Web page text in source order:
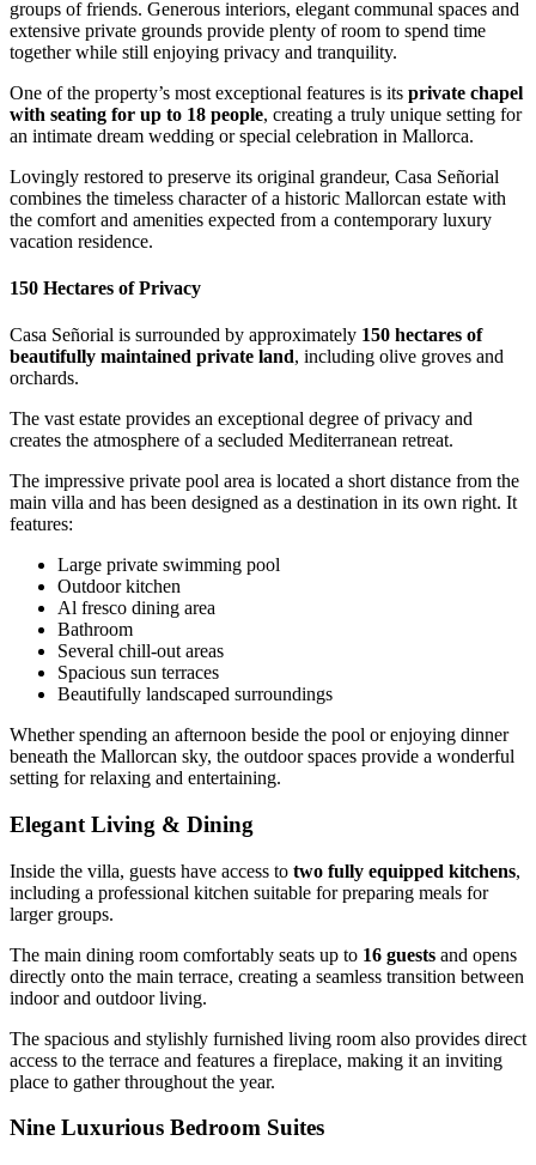
groups of friends. Generous interiors, elegant communal spaces and
extensive private grounds provide plenty of room to spend time
together while still enjoying privacy and tranquility.
One of the property’s most exceptional features is its private chapel
with seating for up to 18 people, creating a truly unique setting for
an intimate dream wedding or special celebration in Mallorca.
Lovingly restored to preserve its original grandeur, Casa Señorial
combines the timeless character of a historic Mallorcan estate with
the comfort and amenities expected from a contemporary luxury
vacation residence.
150 Hectares of Privacy
Casa Señorial is surrounded by approximately 150 hectares of
beautifully maintained private land, including olive groves and
orchards.
The vast estate provides an exceptional degree of privacy and
creates the atmosphere of a secluded Mediterranean retreat.
The impressive private pool area is located a short distance from the
main villa and has been designed as a destination in its own right. It
features:
Large private swimming pool
Outdoor kitchen
Al fresco dining area
Bathroom
Several chill-out areas
Spacious sun terraces
Beautifully landscaped surroundings
Whether spending an afternoon beside the pool or enjoying dinner
beneath the Mallorcan sky, the outdoor spaces provide a wonderful
setting for relaxing and entertaining.
Elegant Living & Dining
Inside the villa, guests have access to two fully equipped kitchens,
including a professional kitchen suitable for preparing meals for
larger groups.
The main dining room comfortably seats up to 16 guests and opens
directly onto the main terrace, creating a seamless transition between
indoor and outdoor living.
The spacious and stylishly furnished living room also provides direct
access to the terrace and features a fireplace, making it an inviting
place to gather throughout the year.
Nine Luxurious Bedroom Suites